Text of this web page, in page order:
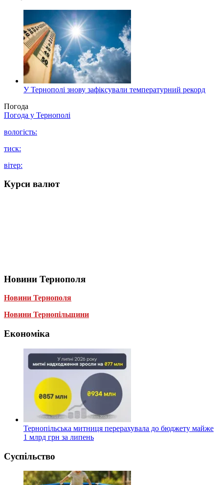
У Тернополі знову зафіксували температурний рекорд
Погода
Погода у Тернополі
вологість:
тиск:
вітер:
Курси валют
Новини Тернополя
Новини Тернополя
Новини Тернопільщини
Економіка
Тернопільська митниця перерахувала до бюджету майже
1 млрд грн за липень
Суспільство